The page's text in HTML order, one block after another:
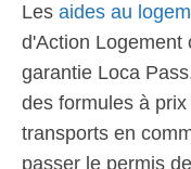
Les aides au
d'Action Logement
garantie Loca
des formules à
transports en
passer le permis